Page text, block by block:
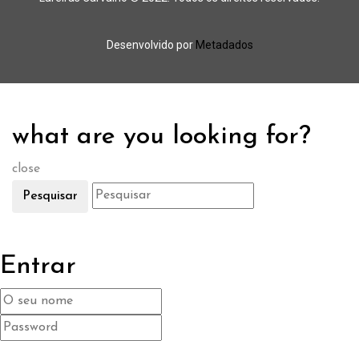
Desenvolvido por Metadados
what are you looking for?
close
Pesquisar
Entrar